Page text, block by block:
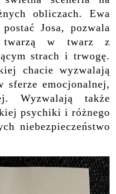
obliczach. Ewa
Josa, pozwala
twarzą w twarz z
strach i trwogę.
chacie wyzwalają
sferze emocjonalnej,
Wyzwalają także
psychiki i różnego
niebezpieczeństwo